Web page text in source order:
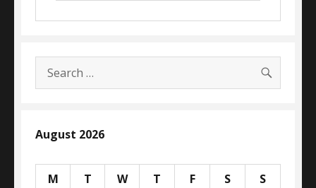
Search
for:
August 2026
M T W T F S
S